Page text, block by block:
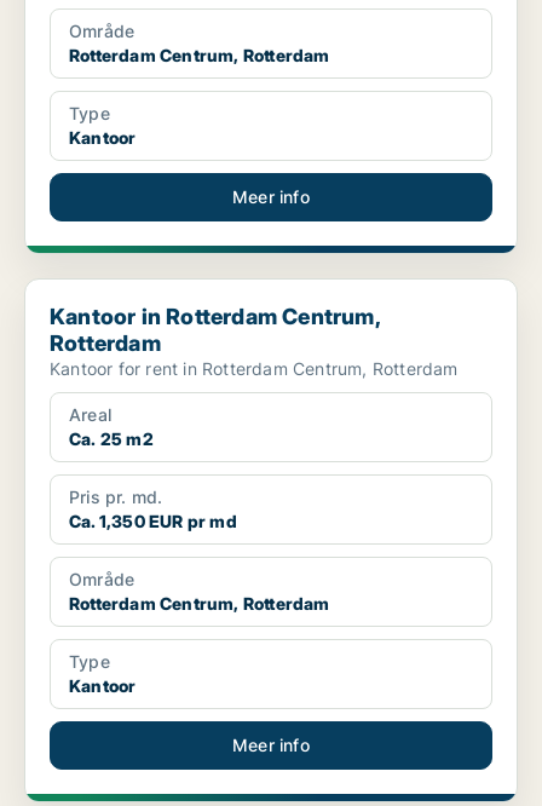
Område
Rotterdam Centrum, Rotterdam
Type
Kantoor
Meer info
Kantoor in Rotterdam Centrum, Rotterdam
Kantoor in Rotterdam Centrum,
Rotterdam
Kantoor for rent in Rotterdam Centrum, Rotterdam
Areal
Ca. 25 m2
Pris pr. md.
Ca. 1,350 EUR pr md
Område
Rotterdam Centrum, Rotterdam
Type
Kantoor
Meer info